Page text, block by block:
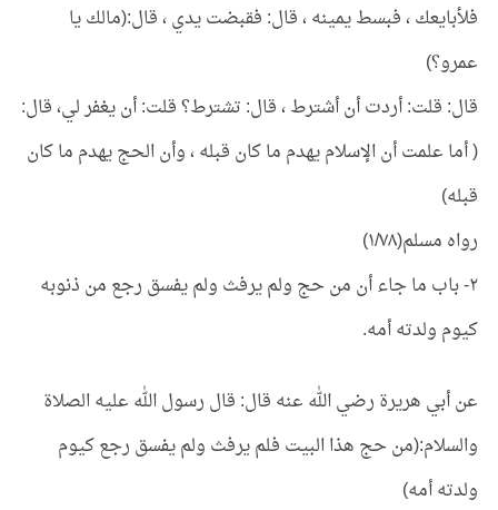
فلأبايعك ، فبسط يمينه ، قال: فقبضت يدي ، قال:(مالك يا
عمرو؟)
قال: قلت: أردت أن أشترط ، قال: تشترط؟ قلت: أن يغفر لي، قال:
( أما علمت أن الإسلام يهدم ما كان قبله ، وأن الحج يهدم ما كان
قبله)
رواه مسلم(١/٧٨)
٢- باب ما جاء أن من حج ولم يرفث ولم يفسق رجع من ذنوبه
كيوم ولدته أمه.
عن أبي هريرة رضي الله عنه قال: قال رسول الله عليه الصلاة
والسلام:(من حج هذا البيت فلم يرفث ولم يفسق رجع كيوم
ولدته أمه)